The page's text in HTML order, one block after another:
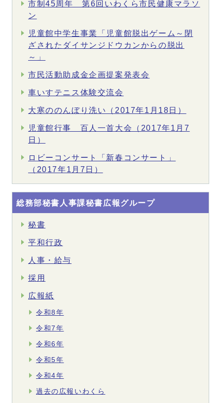
市制45周年 第6回いわくら市民健康マラソ
ン
児童館中学生事業「児童館脱出ゲーム～閉
ざされたダイサンジドウカンからの脱出
～」
市民活動助成金企画提案発表会
車いすテニス体験交流会
大寒ののんぼり洗い（2017年1月18日）
児童館行事 百人一首大会（2017年1月7
日）
ロビーコンサート「新春コンサート」
（2017年1月7日）
総務部秘書人事課秘書広報グループ
秘書
平和行政
人事・給与
採用
広報紙
令和8年
令和7年
令和6年
令和5年
令和4年
過去の広報いわくら